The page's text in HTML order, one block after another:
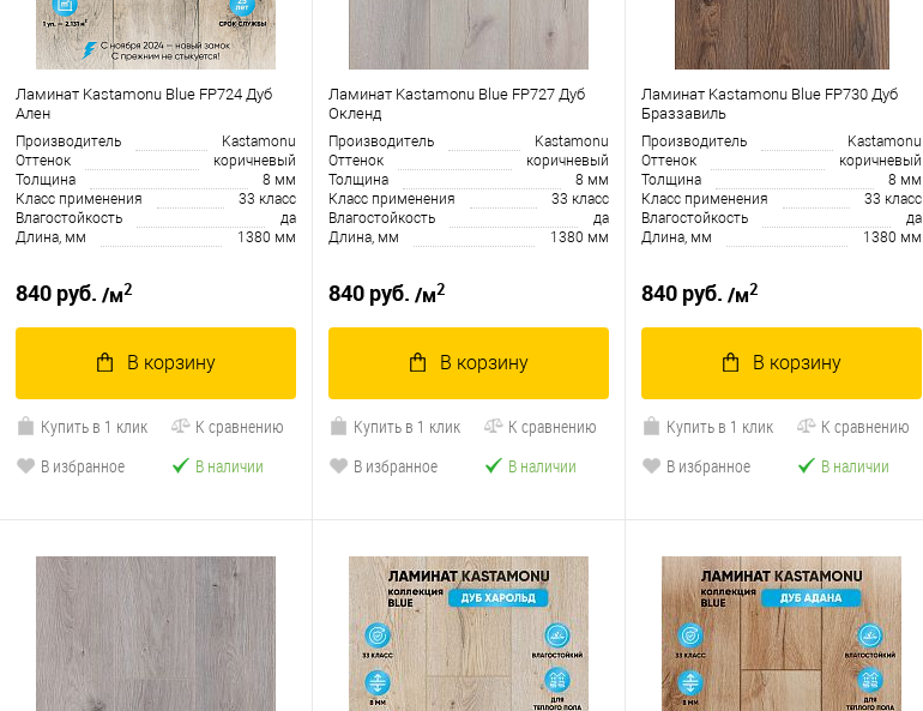
Ламинат Kastamonu Blue FP724 Дуб
Ален
Производитель
Kastamonu
Оттенок
коричневый
Толщина
8 мм
Класс применения
33 класс
Влагостойкость
да
Длина, мм
1380 мм
840 руб. /м2
В корзину
Купить в 1 клик
К сравнению
В избранное
В наличии
Ламинат Kastamonu Blue FP727 Дуб
Окленд
Производитель
Kastamonu
Оттенок
коричневый
Толщина
8 мм
Класс применения
33 класс
Влагостойкость
да
Длина, мм
1380 мм
840 руб. /м2
В корзину
Купить в 1 клик
К сравнению
В избранное
В наличии
Ламинат Kastamonu Blue FP730 Дуб
Браззавиль
Производитель
Kastamonu
Оттенок
коричневый
Толщина
8 мм
Класс применения
33 класс
Влагостойкость
да
Длина, мм
1380 мм
840 руб. /м2
В корзину
Купить в 1 клик
К сравнению
В избранное
В наличии